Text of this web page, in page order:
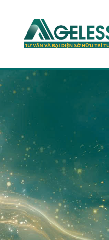
Dịch vụ
Hỏi đáp
Tuyển dụng
Liên hệ